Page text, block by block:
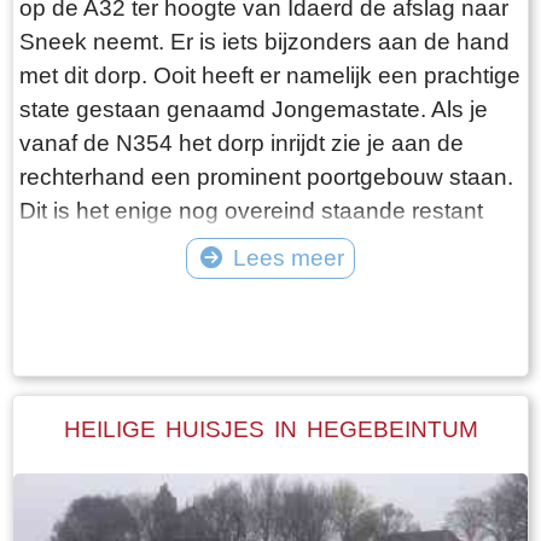
De gebroeders De Vries houden het dus nog vol
en vangen regelmatig bot bij Laaksum. Ik hoor
dat de ze inmiddels aardig op leeftijd zijn, in
ieder geval over de zestig. Ik hoop dat ze het
nog even kunnen volhouden tot aan hun
pensioenleeftijd. Want zodra zij ermee stoppen
vangt iedereen bot bij Laaksum.
op de A32 ter hoogte van Idaerd de afslag naar
Sneek neemt. Er is iets bijzonders aan de hand
met dit dorp. Ooit heeft er namelijk een prachtige
state gestaan genaamd Jongemastate. Als je
vanaf de N354 het dorp inrijdt zie je aan de
rechterhand een prominent poortgebouw staan.
Dit is het enige nog overeind staande restant
van Jongemastate. Het poortgebouw geeft
toegang tot het park Jongemastate. In het
aub”. Het is de moeite waard om het park eens
heeft. Grote brokken zandsteen liggen her en
der verspreid door het park alsof er een enorme
Lees meer
HEILIGE HUISJES IN HEGEBEINTUM